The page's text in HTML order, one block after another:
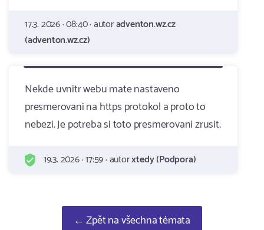
17.3. 2026 · 08:40 · autoradventon.wz.cz
(adventon.wz.cz)
Nekde uvnitr webu mate nastaveno
presmerovani na https protokol a proto to
nebezi. Je potreba si toto presmerovani zrusit.
19.3. 2026 · 17:59 · autorxtedy (Podpora)
← Zpět na všechna témata